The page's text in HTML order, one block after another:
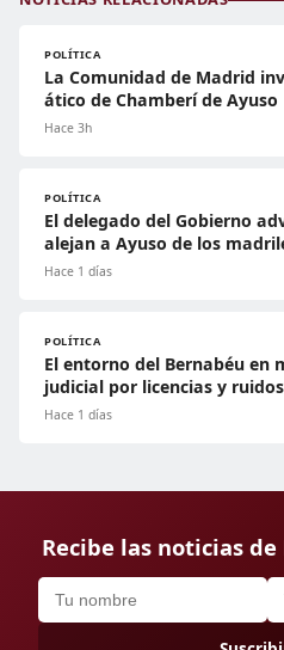
POLÍTICA
La Comunidad de Madrid
ático de Chamberí de Ayuso
Hace 3h
POLÍTICA
El delegado del Gobierno
alejan a Ayuso de los
Hace 1 días
POLÍTICA
El entorno del Bernabéu en
judicial por licencias y ruidos
Hace 1 días
Recibe las noticias